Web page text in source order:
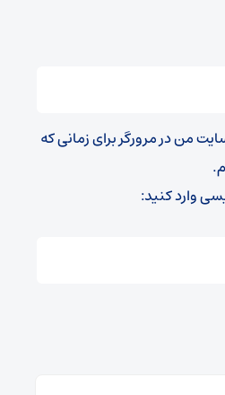
من در مرورگر برای زمانی که
وارد کنید: